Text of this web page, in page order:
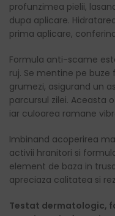
profunzimea pielii,
dupa aplicare.
prima aplicare,
Formula anti-scame
ruj. Se mentine pe
grumezi, asigurand un
parcursul zilei. Aceasta
iar culoarea ramane
Imbinand acoperirea
activii hranitori si
element de baza in
apreciaza calitatea si
Testat dermatologic,